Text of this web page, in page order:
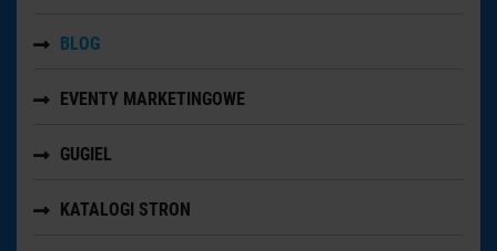
BLOG
EVENTY MARKETINGOWE
GUGIEL
KATALOGI STRON